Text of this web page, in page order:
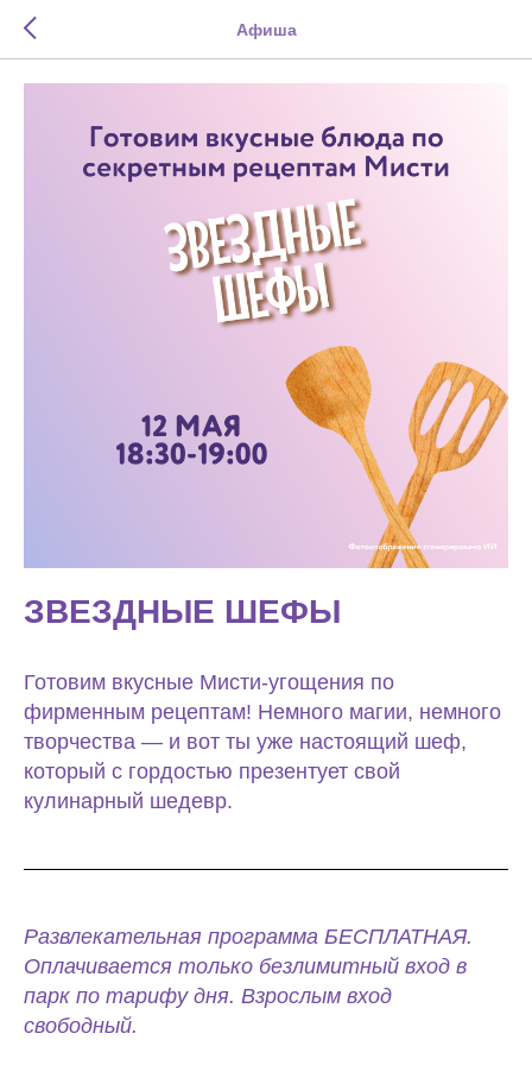
Афиша
ЗВЕЗДНЫЕ ШЕФЫ
Готовим вкусные Мисти-угощения по
фирменным рецептам! Немного магии, немного
творчества — и вот ты уже настоящий шеф,
который с гордостью презентует свой
кулинарный шедевр.
Развлекательная программа БЕСПЛАТНАЯ.
Оплачивается только безлимитный вход в
парк по тарифу дня. Взрослым вход
свободный.